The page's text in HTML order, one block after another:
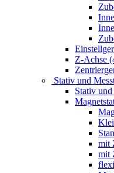
Z-Achse
Stativ und
Stativ und
mit
mit